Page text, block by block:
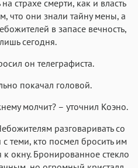
страхе смерти, как и власть
что они знали тайну мены, а
в запасе вечность,
сегодня.
он телеграфиста.
покачал головой.
молчит? – уточнил Коэно.
разговаривать со
теми, кто посмел бросить им
к окну. Бронированное стекло